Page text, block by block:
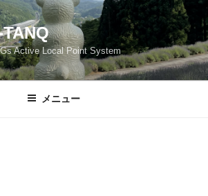
Active Local Point System
メニュー